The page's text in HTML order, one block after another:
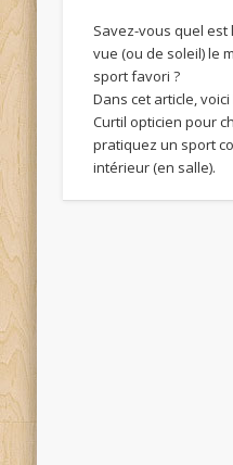
Savez-vous quel
vue (ou de soleil) le
sport favori ?
Dans cet article,
Curtil opticien pour
pratiquez un sport
intérieur (en salle).